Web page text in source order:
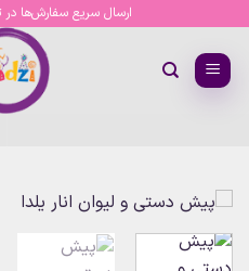
content
ارسال سریع سفارش‌ها در